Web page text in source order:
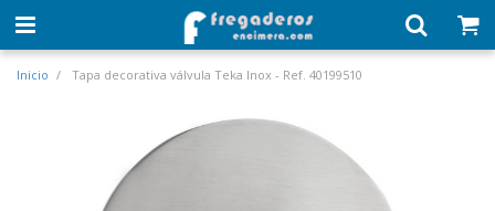
Inicio Tapa decorativa válvula Teka Inox - Ref. 40199510